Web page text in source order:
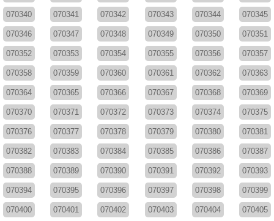
070340 070341 070342 070343 070344 070345
070346 070347 070348 070349 070350 070351
070352 070353 070354 070355 070356 070357
070358 070359 070360 070361 070362 070363
070364 070365 070366 070367 070368 070369
070370 070371 070372 070373 070374 070375
070376 070377 070378 070379 070380 070381
070382 070383 070384 070385 070386 070387
070388 070389 070390 070391 070392 070393
070394 070395 070396 070397 070398 070399
070400 070401 070402 070403 070404 070405